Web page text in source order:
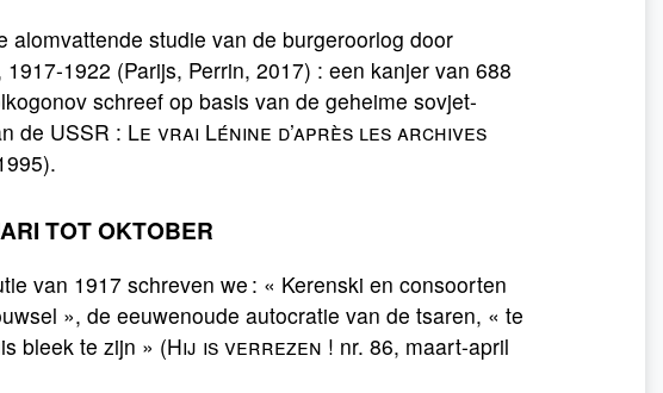
studie van de burgeroorlog door
1917-1922 (Parijs, Perrin, 2017) : een kanjer van 688
schreef op basis van de geheime sovjet-
de USSR : Le vrai Lénine d’après les archives
TOT OKTOBER
van 1917 schreven we : « Kerenski en consoorten
», de eeuwenoude autocratie van de tsaren, « te
bleek te zijn » (Hij is verrezen ! nr. 86, maart-april